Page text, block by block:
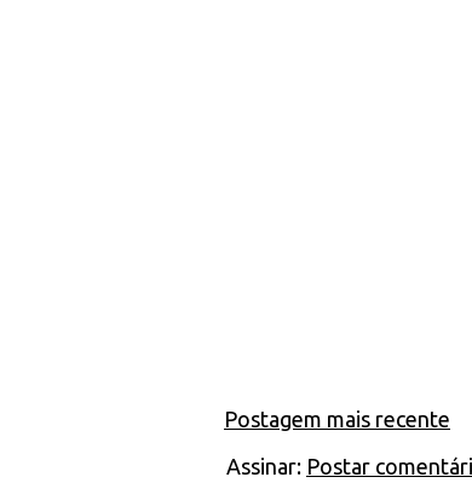
Postagem mais recente
Assinar: Postar